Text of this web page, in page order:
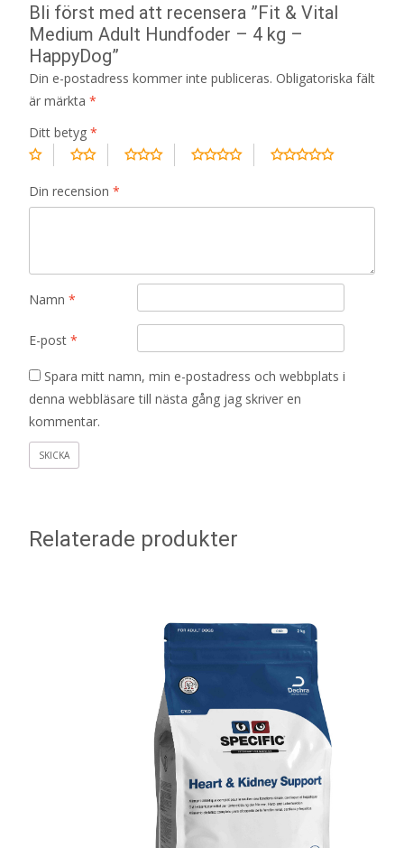
Bli först med att recensera ”Fit & Vital
Medium Adult Hundfoder – 4 kg –
HappyDog”
Din e-postadress kommer inte publiceras. Obligatoriska fält
är märkta *
Ditt betyg *
Din recension *
Namn *
E-post *
Spara mitt namn, min e-postadress och webbplats i
denna webbläsare till nästa gång jag skriver en
kommentar.
Relaterade produkter